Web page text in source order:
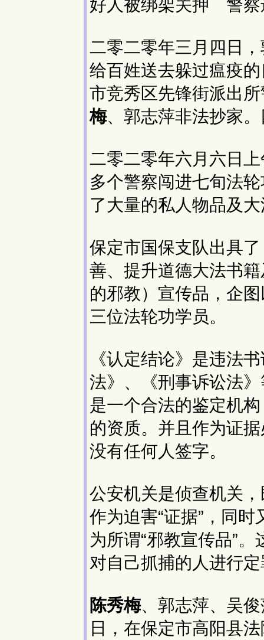
好人被绑架关押 警察
二零二零年三月四日
给百姓送去躲过瘟疫
市竞秀区先锋街派出
梅、郭志萍非法抄家
二零二零年六月六日
多个警察闯进七旬法
了大量的私人物品及
保定市国保支队出具
善、提升道德大法书
的邪教）宣传品，企
三位法轮功学员。
《认定结论》是违法
法》、《刑事诉讼法
是一个合法的鉴定机
的资质。并且作为证
没有任何人签字。
公安机关是侦查机关
作为迫害“证据”，同
为所谓“邪教宣传品”
对自己抓捕的人进行
陈秀梅、郭志萍、吴
日，在保定市高阳县